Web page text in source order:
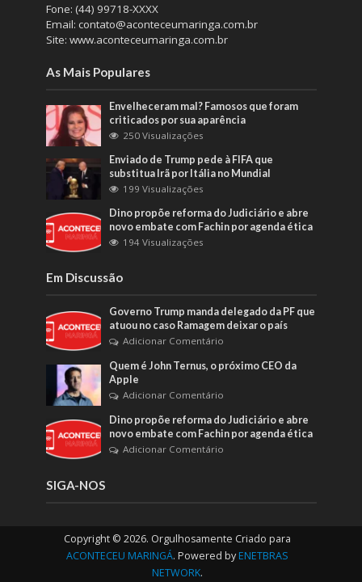
Fone: (44) 99718-XXXX
Email: contato@aconteceumaringa.com.br
Site: www.aconteceumaringa.com.br
As Mais Populares
Envelheceram mal? Famosos que foram
criticados por sua aparência
250 Visualizações
Enviado de Trump pede à FIFA que
substitua Irã por Itália no Mundial
199 Visualizações
Dino propõe reforma do Judiciário e abre
novo embate com Fachin por agenda ética
194 Visualizações
Em Discussão
Governo Trump manda delegado da PF que
atuou no caso Ramagem deixar o país
Adicionar Comentário
Quem é John Ternus, o próximo CEO da
Apple
Adicionar Comentário
Dino propõe reforma do Judiciário e abre
novo embate com Fachin por agenda ética
Adicionar Comentário
SIGA-NOS
Copyright © 2026. Orgulhosamente Criado para
ACONTECEU MARINGÁ. Powered by ENETBRAS
NETWORK.